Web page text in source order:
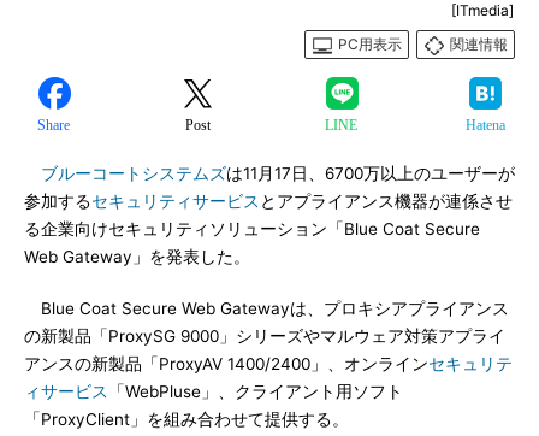
[ITmedia]
PC用表示
関連情報
Share Post LINE Hatena
ブルーコートシステムズは11月17日、6700万以上のユーザーが
参加するセキュリティサービス とアプライアンス機器が連係させ
る企業向けセキュリティソリューション「Blue Coat Secure
Web Gateway」を発表した。
Blue Coat Secure Web Gatewayは、プロキシアプライアンス
の新製品「ProxySG 9000」シリーズやマルウェア対策アプライ
アンスの新製品「ProxyAV 1400/2400」、オンラインセキュリテ
ィサービス
「WebPluse」、クライアント用ソフト
「ProxyClient」を組み合わせて提供する。